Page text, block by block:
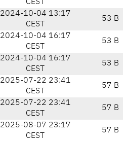
CEST
2024-10-04 13:17
CEST
53 B
2024-10-04 16:17
CEST
53 B
2024-10-04 16:17
CEST
53 B
2025-07-22 23:41
CEST
57 B
2025-07-22 23:41
CEST
57 B
2025-08-07 23:17
CEST
57 B